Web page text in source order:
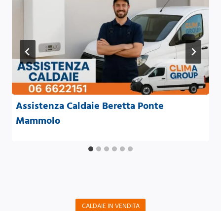
Assistenza Caldaie Beretta Ponte
Mammolo
CALDAIE IN VENDITA